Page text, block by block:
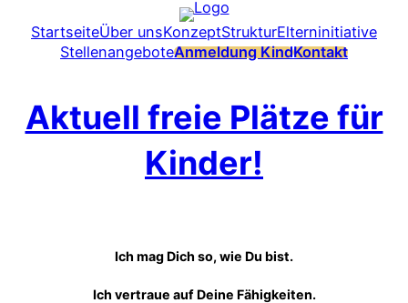
StartseiteÜber unsKonzeptStrukturElterninitiative
StellenangeboteAnmeldung KindKontakt
Aktuell freie Plätze für
Kinder!
Ich mag Dich so, wie Du bist.
Ich vertraue auf Deine Fähigkeiten.